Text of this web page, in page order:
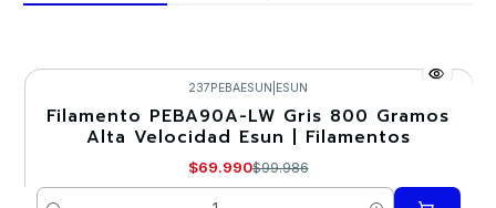
-30%
237PEBAESUN ESUN
Filamento PEBA90A-LW Gris 800 Gramos
Alta Velocidad Esun | Filamentos
$69.990$99.986